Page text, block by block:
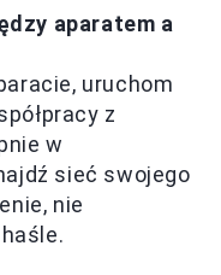
aparatem a
uruchom
z
w
sieć swojego
nie